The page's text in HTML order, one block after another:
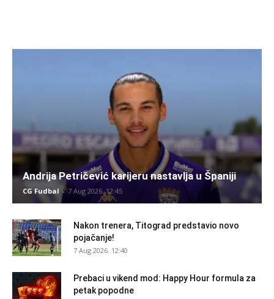
Andrija Petričević karijeru nastavlja u Španiji
CG Fudbal - 7 Aug 2026. 12:45
Nakon trenera, Titograd predstavio novo
pojačanje!
7 Aug 2026. 12:40
Prebaci u vikend mod: Happy Hour formula za
petak popodne